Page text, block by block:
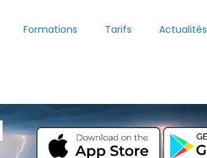
Formations Tarifs Actualités